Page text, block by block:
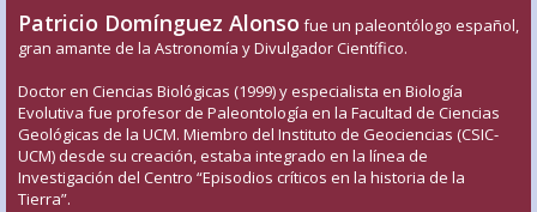
Patricio Domínguez Alonso fue un paleontólogo español,
gran amante de la Astronomía y Divulgador Científico.
Doctor en Ciencias Biológicas (1999) y especialista en Biología
Evolutiva fue profesor de Paleontología en la Facultad de Ciencias
Geológicas de la UCM. Miembro del Instituto de Geociencias (CSIC-
UCM) desde su creación, estaba integrado en la línea de
Investigación del Centro “Episodios críticos en la historia de la
Tierra”.